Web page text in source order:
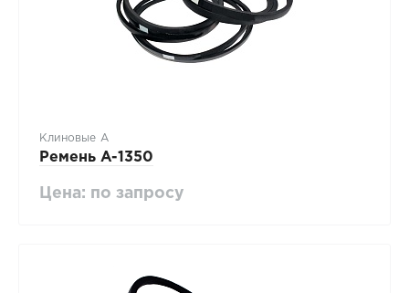
Клиновые А
Ремень A-1350
Цена: по запросу